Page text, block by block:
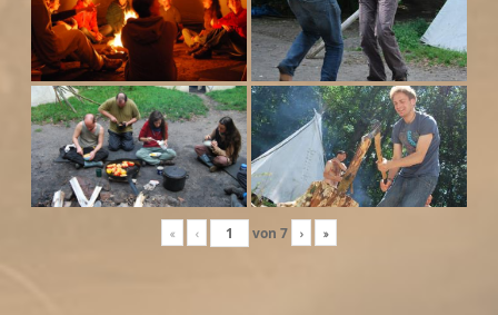
« ‹ von 7 › »